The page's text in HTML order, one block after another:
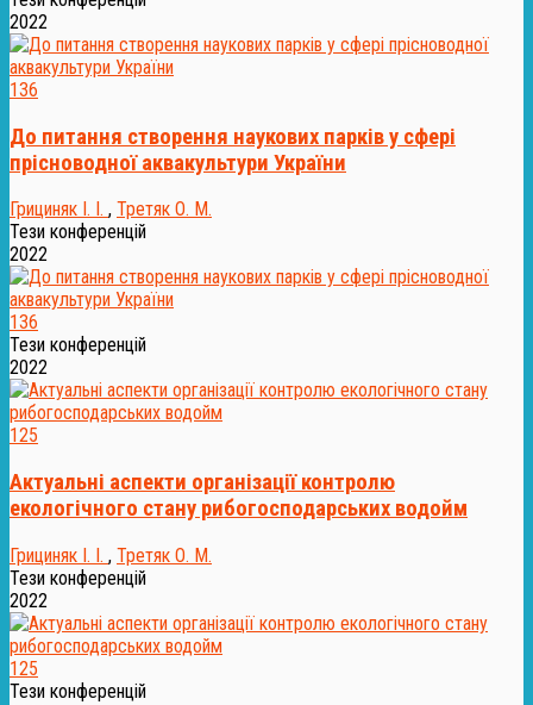
2022
136
До питання створення наукових парків у сфері
прісноводної аквакультури України
Грициняк І. І. , Третяк О. М.
Тези конференцій
2022
136
Тези конференцій
2022
125
Актуальні аспекти організації контролю
екологічного стану рибогосподарських водойм
Грициняк І. І. , Третяк О. М.
Тези конференцій
2022
125
Тези конференцій